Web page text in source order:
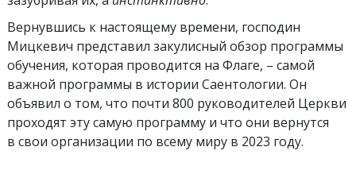
Вернувшись к настоящему времени, господин
Мицкевич представил закулисный обзор программы
обучения, которая проводится на Флаге, – самой
важной программы в истории Саентологии. Он
объявил о том, что почти 800 руководителей Церкви
проходят эту самую программу и что они вернутся
в свои организации по всему миру в 2023 году.